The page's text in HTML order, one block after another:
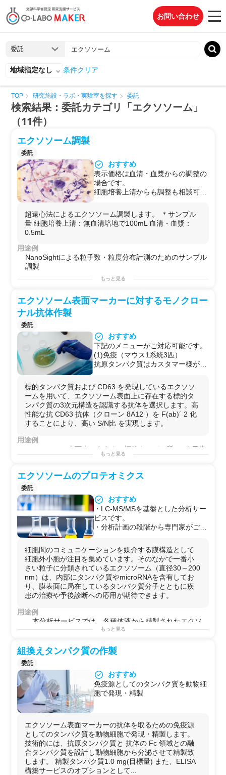
お問い合わせ
地域指定なし 条件クリア
TOP 研究施設・ラボ・実験室を探す 委託
検索結果：委託カテゴリ「エクソソーム」
（11件）
エクソソーム調製
委託
おすすめ
表示価格は血清・血漿からの調整の
場合です。
細胞培養上清からも調整も相談可能
（エクソソームが十分取れなかった
場合も同じ金額となります）
超遠心法によるエクソソーム調製します。 ＊サンプル
量 細胞培養上清：無血清培地で100mL 血清・血漿：
0.5mL
用途例
NanoSightによる粒子数・粒度分布計測のためのサンプル
調製
もっと見る
エクソソーム表面マーカーに対するモノクロー
ナル抗体作製
委託
おすすめ
下記のメニューがご対応可能です。
(1)免疫（マウス1系統3匹）
抗原タンパク質はカスタマー様がご
認まで。
(2)細胞融合し、エクソソームなど
を用いたスクリーニング
(3)精製抗体とハイブリドーマ（3ク
ローンまで）納品
(4)抗体の大量調製
3匹）となります。その他メニュー
の金額についてはお問合せくださ
標的タンパク質および CD63 を発現しているエクソソ
ームを用いて、エクソソーム表面上に存在する標的タ
ンパク質の3次元構造を認識する抗体を選択します。高
性能な抗 CD63 抗体（クローン 8A12 ）を F(ab)´ 2 化
することにより、高い S/N比 を実現します。
用途例
エクソソーム表面上に存在する標的タンパク質の3次元構
造を認識する抗体を作製・選択
もっと見る
エクソソームのプロテオミクス
委託
おすすめ
・LC-MS/MSを基盤とした分析サー
ビスです。
・分析計画の段階から専門家がご相
・ご提供試料の前処理からデータ解
析まで国内で完結させます（一気通
貫）。
・臨床試料の分析も実績多数です。
・他社に依頼してうまくいかなかっ
た試料についてもぜひご相談くださ
い。むずかしい分析は大歓迎です。
細胞間のコミュニケーションを媒介する膜構造として
細胞外小胞が注目を集めています。そのなかで一番小
さい粒子に分類されているエクソソーム（直径30～200
nm）は、内部にタンパク質やmicroRNAを含有してお
り、膜表面に局在しているタンパク質分子とともに疾
患の治療や予後診断への応用が期待できます。
用途例
本分析サービスでは、各種体液から精製されたエクソ
ソーム画分を分析の対象としています。
・血漿/血清
・尿
・その他
バイオマーカー探索やエクソソーム単離法の開発など
にご利用いただけます。
もっと見る
組換えタンパク質の作製
委託
おすすめ
免疫源としてのタンパク質を動物細
胞で発現・精製
エクソソーム表面マーカーの抗体を取るための免疫源
としてのタンパク質を動物細胞で発現・精製します。
技術的には、抗原タンパク質と 抗体の Fc 領域との融
合タンパク質を設計し動物細胞から分泌させて精製致
します。 精製タンパク質1.0 mg(目標量) また、ELISA
構築サービスのオプションとして...